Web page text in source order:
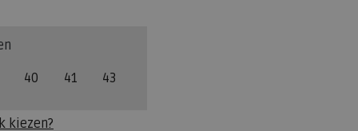
40 41 43
kiezen?